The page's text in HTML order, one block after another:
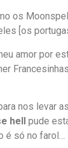
os
[os
amor por
nos levar
hell
pude
é só no farol…